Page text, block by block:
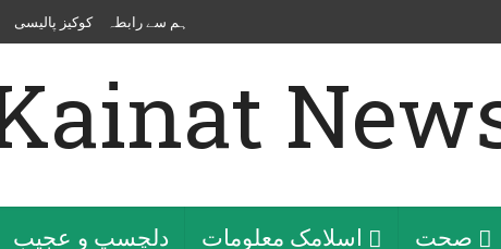
کوکیز پالیسی ہم سے رابطہ
دلچسپ و عجیب اسلامک معلومات صحت